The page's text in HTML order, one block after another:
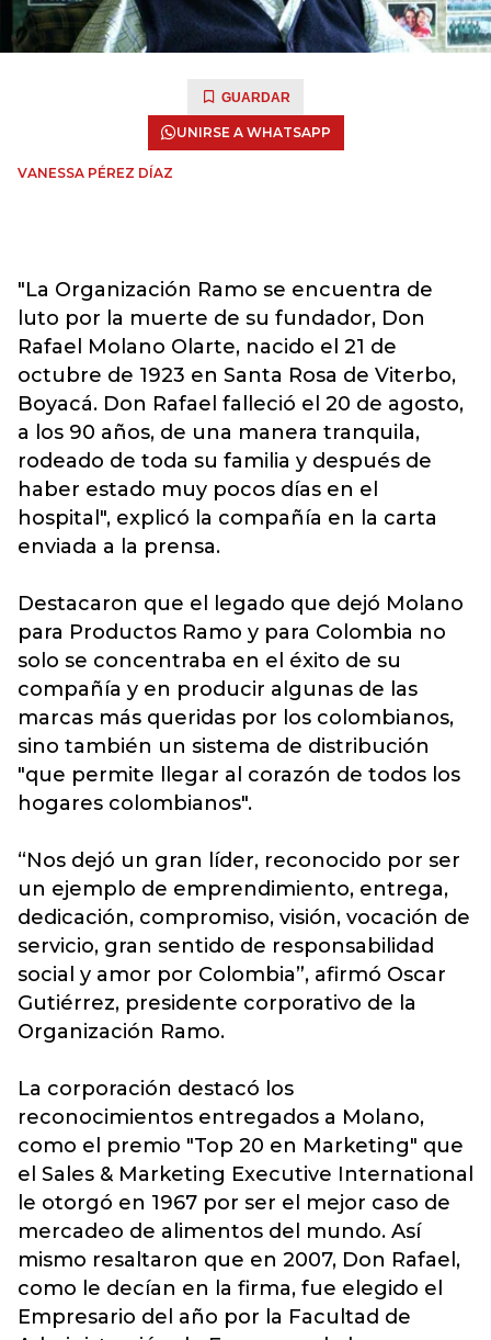
GUARDAR
UNIRSE A WHATSAPP
VANESSA PÉREZ DÍAZ
"La Organización Ramo se encuentra de
luto por la muerte de su fundador, Don
Rafael Molano Olarte, nacido el 21 de
octubre de 1923 en Santa Rosa de Viterbo,
Boyacá. Don Rafael falleció el 20 de agosto,
a los 90 años, de una manera tranquila,
rodeado de toda su familia y después de
haber estado muy pocos días en el
hospital", explicó la compañía en la carta
enviada a la prensa.
Destacaron que el legado que dejó Molano
para Productos Ramo y para Colombia no
solo se concentraba en el éxito de su
compañía y en producir algunas de las
marcas más queridas por los colombianos,
sino también un sistema de distribución
"que permite llegar al corazón de todos los
hogares colombianos".
“Nos dejó un gran líder, reconocido por ser
un ejemplo de emprendimiento, entrega,
dedicación, compromiso, visión, vocación de
servicio, gran sentido de responsabilidad
social y amor por Colombia”, afirmó Oscar
Gutiérrez, presidente corporativo de la
Organización Ramo.
La corporación destacó los
reconocimientos entregados a Molano,
como el premio "Top 20 en Marketing" que
el Sales & Marketing Executive International
le otorgó en 1967 por ser el mejor caso de
mercadeo de alimentos del mundo. Así
mismo resaltaron que en 2007, Don Rafael,
como le decían en la firma, fue elegido el
Empresario del año por la Facultad de